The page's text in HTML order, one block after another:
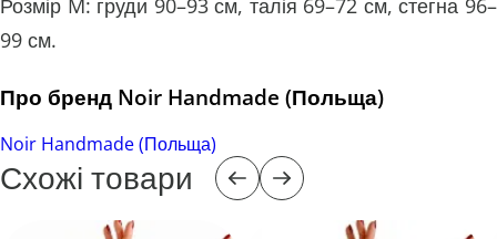
Розмір M: груди 90–93 см, талія 69–72 см, стегна 96–
99 см.
Про бренд Noir Handmade (Польща)
Noir Handmade (Польща)
Схожі товари